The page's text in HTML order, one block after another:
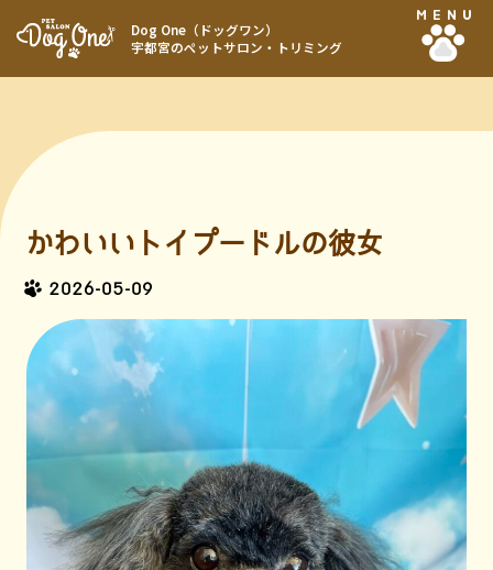
Dog One（ドッグワン）
宇都宮のペットサロン・トリミング
MENU
かわいいトイプードルの彼女
2026-05-09